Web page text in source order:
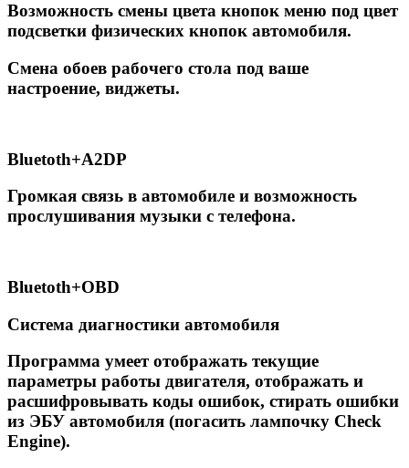
Возможность смены цвета кнопок меню под цвет
подсветки физических кнопок автомобиля.
Смена обоев рабочего стола под ваше
настроение, виджеты.
Вluetoth+A2DP
Громкая связь в автомобиле и возможность
прослушивания музыки с телефона.
Вluetoth+OBD
Система диагностики автомобиля
Программа умеет отображать текущие
параметры работы двигателя, отображать и
расшифровывать коды ошибок, стирать ошибки
из ЭБУ автомобиля (погасить лампочку Сheck
Engine).